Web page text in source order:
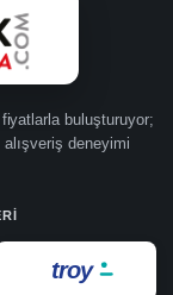
buluşturuyor;
deneyimi
troy